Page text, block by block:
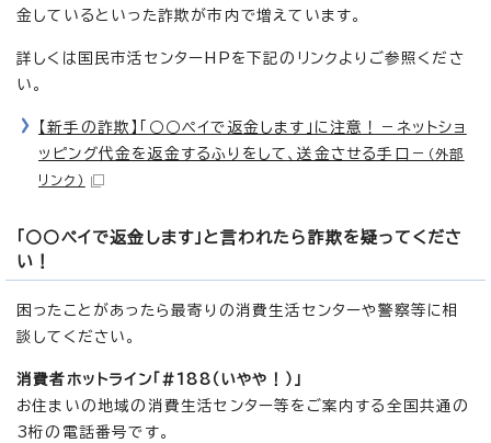
金しているといった詐欺が市内で増えています。
詳しくは国民市活センターHPを下記のリンクよりご参照くださ
い。
【新手の詐欺】「○○ペイで返金します」に注意！－ネットショ
ッピング代金を返金するふりをして、送金させる手口－ （外部
リンク）
「○○ペイで返金します」と言われたら詐欺を疑ってくださ
い！
困ったことがあったら最寄りの消費生活センターや警察等に相
談してください。
消費者ホットライン「# 188（いやや！）」
お住まいの地域の消費生活センター等をご案内する全国共通の
3桁の電話番号です。